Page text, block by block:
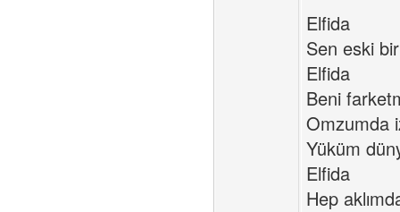
Elfida
Sen eski bir
Elfida
Beni
Omzumda
Yüküm
Elfida
Hep